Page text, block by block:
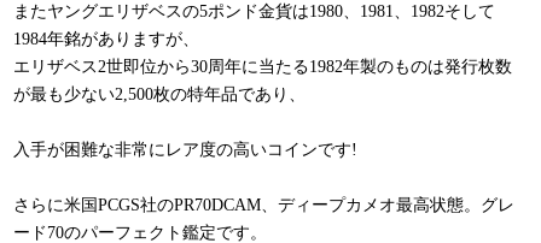
またヤングエリザベスの5ポンド金貨は1980、1981、1982そして
1984年銘がありますが、
エリザベス2世即位から30周年に当たる1982年製のものは発行枚数
が最も少ない2,500枚の特年品であり、
入手が困難な非常にレア度の高いコインです!
さらに米国PCGS社のPR70DCAM、ディープカメオ最高状態。グレ
ード70のパーフェクト鑑定です。